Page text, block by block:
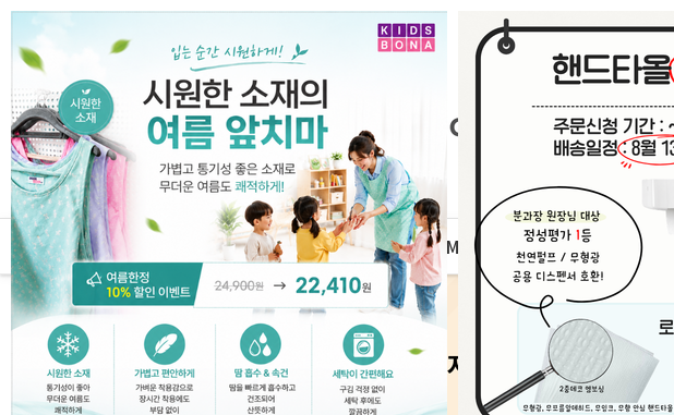
전체카테고리 자체운영 MD추천 PLAYLAB